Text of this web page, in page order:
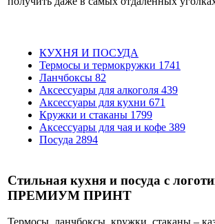
КУХНЯ И ПОСУДА
Термосы и термокружки 1741
Ланчбоксы 82
Аксессуары для алкоголя 439
Аксессуары для кухни 671
Кружки и стаканы 1799
Аксессуары для чая и кофе 389
Посуда 2894
Стильная кухня и посуда с
ПРЕМИУМ ПРИНТ